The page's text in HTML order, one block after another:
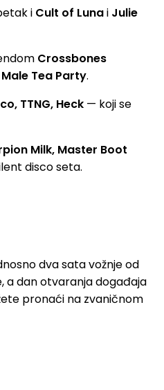
i Cult of Lunai Julie
Crossbones
Tea Party.
TTNG, Heck — koji se
Milk, Master Boot
disco seta.
dva sata vožnje od
a dan otvaranja događaja
pronaći na zvaničnom